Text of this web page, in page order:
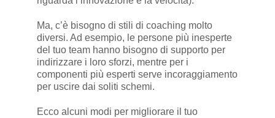
Ma, c’è bisogno di stili di coaching molto
diversi. Ad esempio, le persone più inesperte
del tuo team hanno bisogno di supporto per
indirizzare i loro sforzi, mentre per i
componenti più esperti serve incoraggiamento
per uscire dai soliti schemi.
Ecco alcuni modi per migliorare il tuo